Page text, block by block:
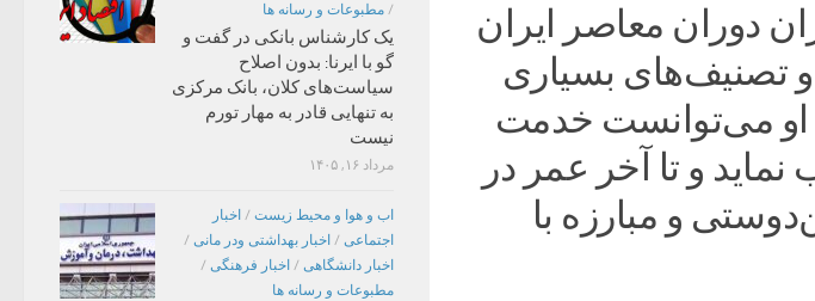
دوران معاصر ایران
تصنیف‌های بسیاری
او می‌توانست خدمت
نماید و تا آخر عمر در
و مبارزه با
/ مطبوعات و رسانه ها
یک کارشناس بانکی در گفت و
گو با ایرنا: بدون اصلاح
سیاست‌های کلان، بانک مرکزی
به تنهایی قادر به مهار تورم
نیست
مرداد ۱۶, ۱۴۰۵
اب و هوا و محیط زیست / اخبار
اجتماعی / اخبار بهداشتی ودر مانی /
اخبار دانشگاهی / اخبار فرهنگی /
مطبوعات و رسانه ها